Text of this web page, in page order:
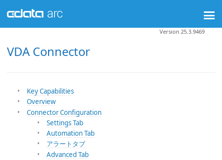
VDA Connector
Version 25.3.9469
Key Capabilities
Overview
Connector Configuration
Settings Tab
Automation Tab
アラートタブ
Advanced Tab